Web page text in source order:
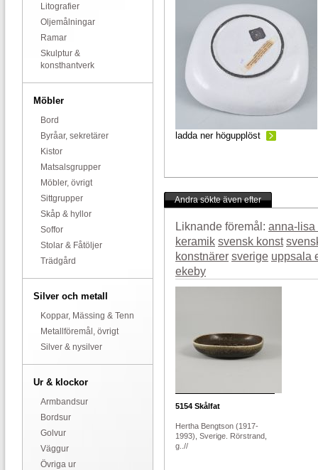
Litografier
Oljemålningar
Ramar
Skulptur &
konsthantverk
Möbler
Bord
Byråar, sekretärer
Kistor
Matsalsgrupper
Möbler, övrigt
Sittgrupper
Skåp & hyllor
Soffor
Stolar & Fåtöljer
Trädgård
Silver och metall
Koppar, Mässing & Tenn
Metallföremål, övrigt
Silver & nysilver
Ur & klockor
Armbandsur
Bordsur
Golvur
Väggur
Övriga ur
ladda ner högupplöst
Andra sökte även efter
Liknande föremål: anna-lisa
keramik svensk konst
konstnärer sverige uppsala
ekeby
5154 Skålfat
Hertha Bengtson (1917-
1993), Sverige. Rörstrand,
g..//